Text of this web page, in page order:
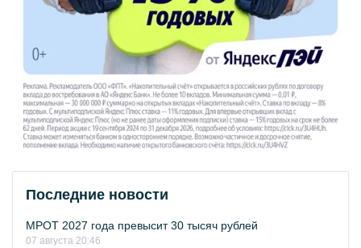
Последние новости
МРОТ 2027 года превысит 30 тысяч рублей
07 августа 20:46